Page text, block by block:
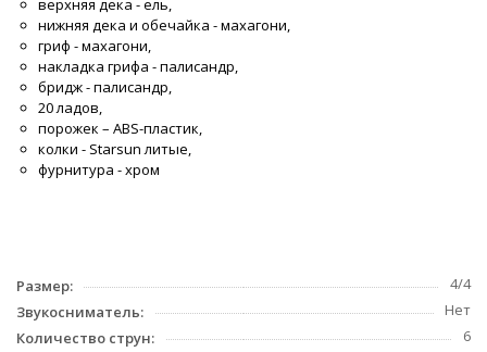
верхняя дека - ель,
нижняя дека и обечайка - махагони,
гриф - махагони,
накладка грифа - палисандр,
бридж - палисандр,
20 ладов,
порожек – ABS-пластик,
колки - Starsun литые,
фурнитура - хром
Размер:
4/4
Звукосниматель:
Нет
Количество струн:
6